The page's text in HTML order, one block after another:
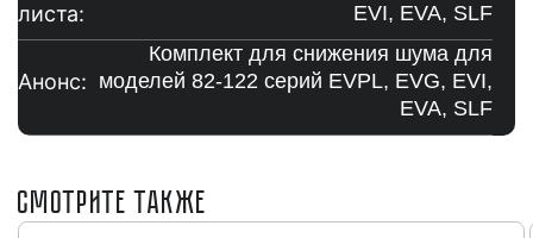
листа:
EVI, EVA, SLF
Анонс:
Комплект для снижения шума для
моделей 82-122 серий EVPL, EVG, EVI,
EVA, SLF
СМОТРИТЕ ТАКЖЕ